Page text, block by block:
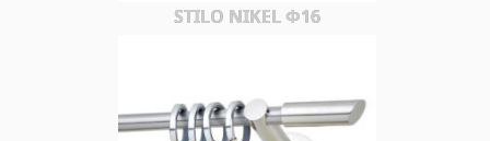
STILO NIKEL Φ16